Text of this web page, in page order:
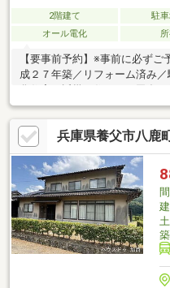
2階建て 駐
オール電化
【要事前予約】※事前に必ず
成２７年築／リフォーム済み
きます♪（２０２４年度）
兵庫県養父市八鹿